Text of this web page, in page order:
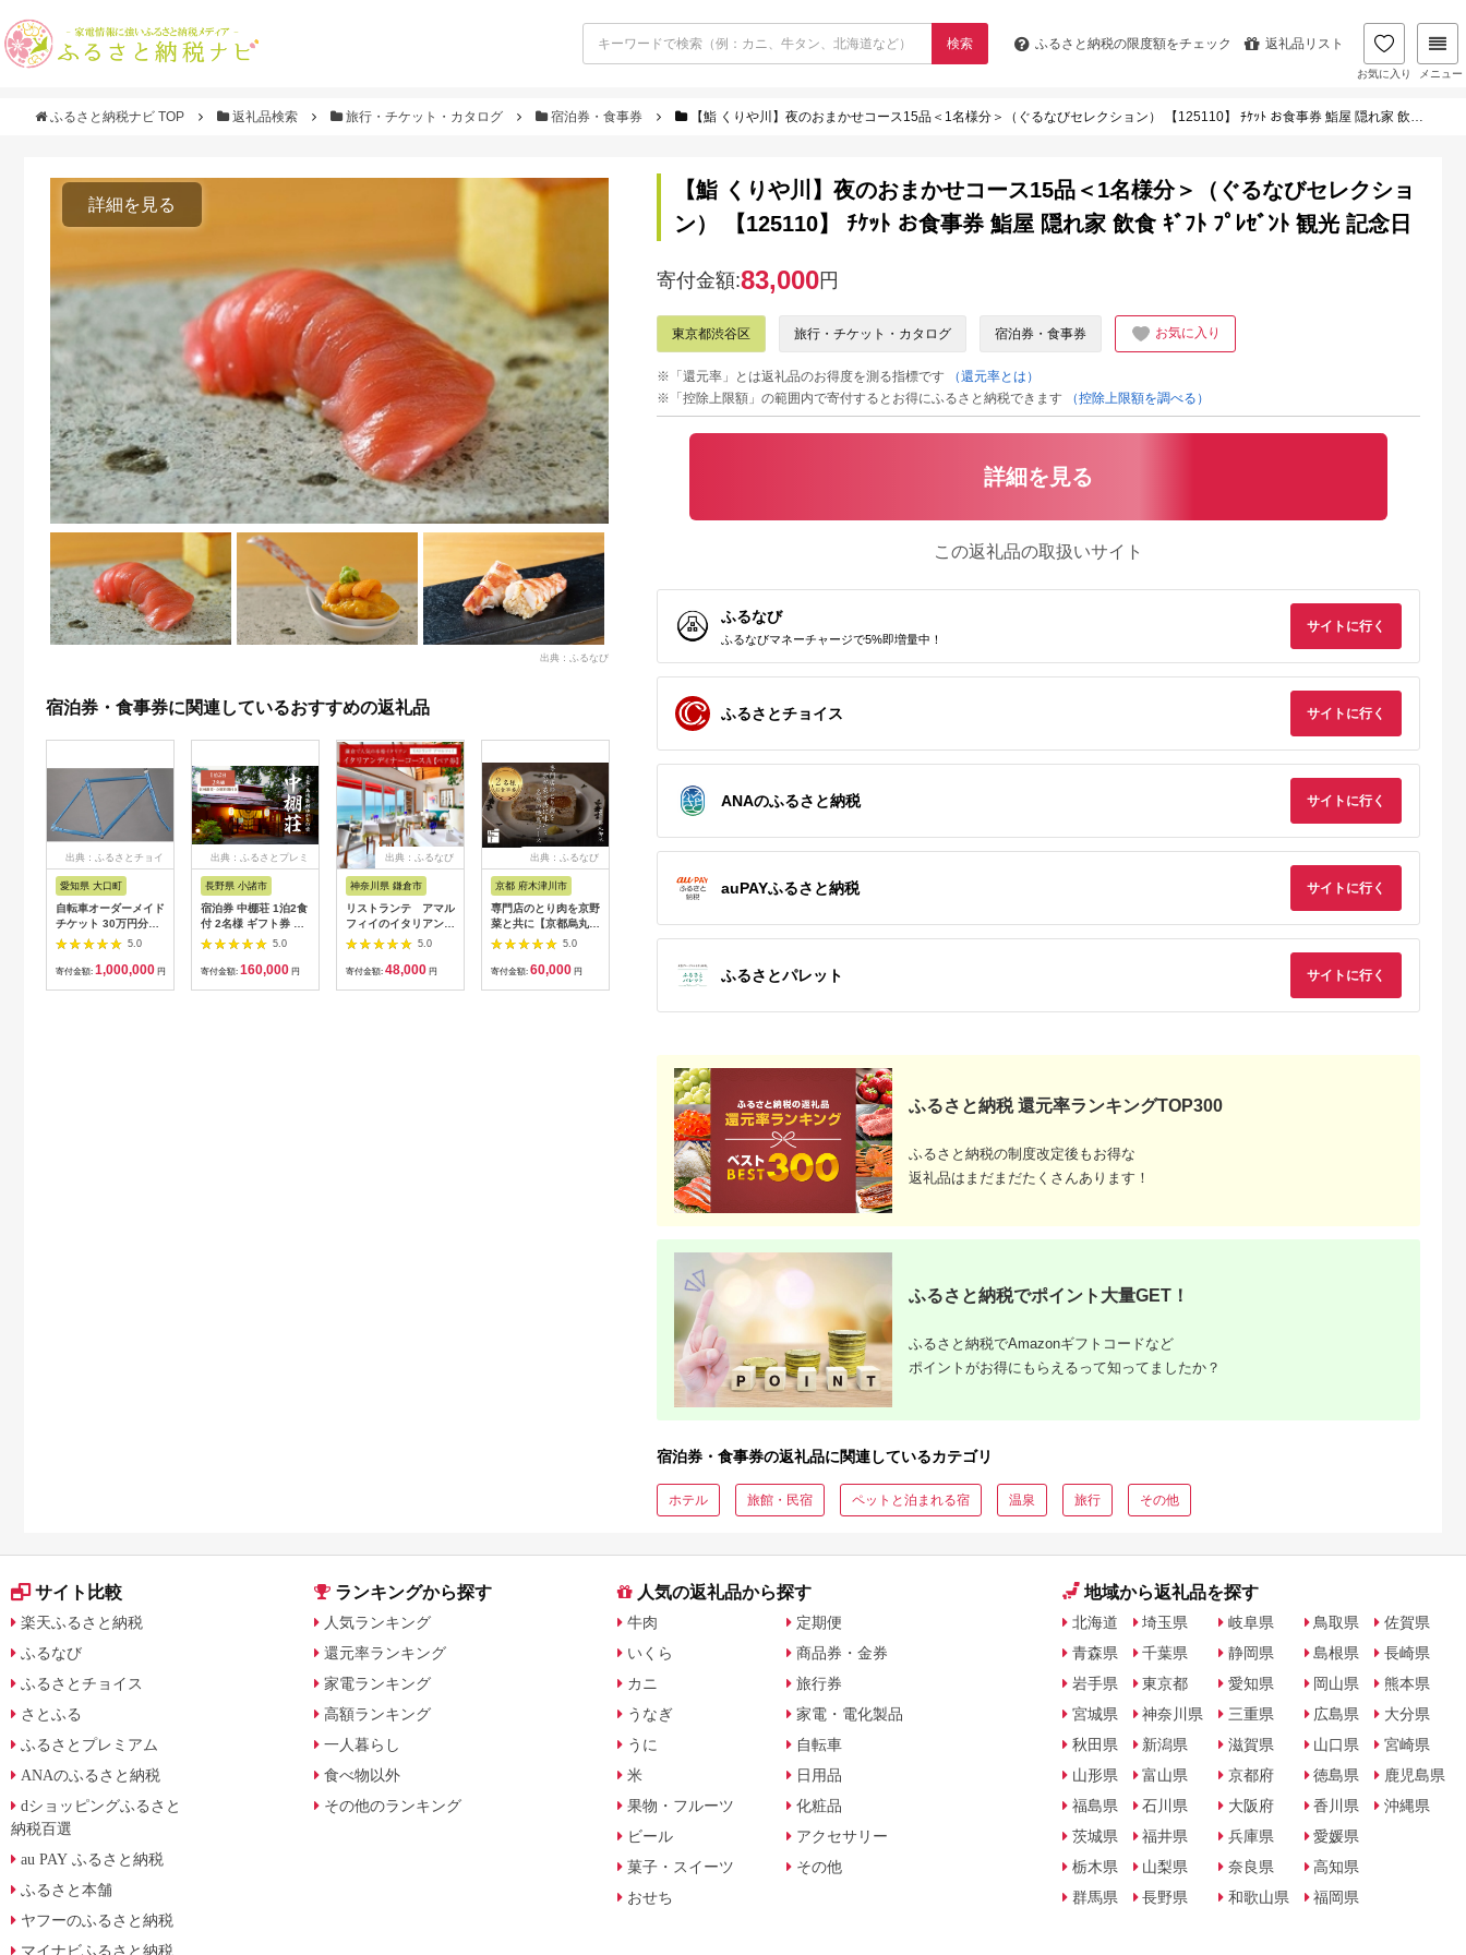
検索 ふるさと納税の限度額をチェック 返礼品リスト
お気に入り メニュー
ふるさと納税ナビ TOP 返礼品検索 旅行・チケット・カタログ 宿泊券・食事券 【鮨 くりや川】夜のおまかせコース15品＜1名様分＞（ぐるなびセレクション） 【125110】 ﾁｹｯﾄ お食事券 鮨屋 隠れ家 飲食 ｷﾞﾌﾄ ﾌﾟﾚｾﾞﾝﾄ 観光 記念日
詳細を見る
出典：ふるなび
宿泊券・食事券に関連しているおすすめの返礼品
出典：ふるさとチョイ
愛知県 大口町
自転車オーダーメイド
チケット 30万円分
【1360365】
5.0
寄付金額: 1,000,000 円
出典：ふるさとプレミ
長野県 小諸市
宿泊券 中棚荘 1泊2食
付 2名様 ギフト券 チ
ケット 券 宿泊 旅行
5.0
寄付金額: 160,000 円
出典：ふるなび
神奈川県 鎌倉市
リストランテ アマル
フィイのイタリアンデ
ィナーコースA ペア
5.0
寄付金額: 48,000 円
出典：ふるなび
京都 府木津川市
専門店のとり肉を京野
菜と共に【京都烏丸御
池】で味わう2名様焼
鳥コースお食事券
064-15
5.0
寄付金額: 60,000 円
税宿泊ギフト券
（15,000円）【星野
50,000 円
埼玉県 飯能市
お食事券(ペア) チケッ
ト HNNC001
寄付金額:14,000
ラブ購入補助券
300,000円_GI-
チケット 購入補助券
周辺ほか町内各所で利
用可能な長野原町ふる
全日 さんねむ温泉 ペ
ア宿泊券[2名:1泊朝食
付・スタンダードツイ
ン] 旅行券 チケット
円
静岡県 島田市
[№5695-0585]島田
総合スポーツセンタ
利用回数券12枚綴り
（プールorトレーニ
グ室)
寄付金額:
【鮨 くりや川】夜のおまかせコース15品＜1名様分＞（ぐるなびセレクショ
ン） 【125110】 ﾁｹｯﾄ お食事券 鮨屋 隠れ家 飲食 ｷﾞﾌﾄ ﾌﾟﾚｾﾞﾝﾄ 観光 記念日
寄付金額:83,000円
東京都渋谷区 旅行・チケット・カタログ 宿泊券・食事券 お気に入り
※「還元率」とは返礼品のお得度を測る指標です
（還元率とは）
※「控除上限額」の範囲内で寄付するとお得にふるさと納税できます
（控除上限額を調べる）
詳細を見る
この返礼品の取扱いサイト
ふるなび
ふるなびマネーチャージで5%即増量中！
サイトに行く
ふるさとチョイス サイトに行く
ANAのふるさと納税 サイトに行く
auPAYふるさと納税 サイトに行く
ふるさとパレット サイトに行く
ふるさと納税 還元率ランキングTOP300
ふるさと納税の制度改定後もお得な
返礼品はまだまだたくさんあります！
ふるさと納税でポイント大量GET！
ふるさと納税でAmazonギフトコードなど
ポイントがお得にもらえるって知ってましたか？
宿泊券・食事券の返礼品に関連しているカテゴリ
ホテル 旅館・民宿 ペットと泊まれる宿 温泉 旅行 その他
サイト比較
楽天ふるさと納税
ふるなび
ふるさとチョイス
さとふる
ふるさとプレミアム
ANAのふるさと納税
dショッピングふるさと
納税百選
au PAY ふるさと納税
ふるさと本舗
ヤフーのふるさと納税
マイナビふるさと納税
ランキングから探す
人気ランキング
還元率ランキング
家電ランキング
高額ランキング
一人暮らし
食べ物以外
その他のランキング
人気の返礼品から探す
牛肉
いくら
カニ
うなぎ
うに
米
果物・フルーツ
ビール
菓子・スイーツ
おせち
定期便
商品券・金券
旅行券
家電・電化製品
自転車
日用品
化粧品
アクセサリー
その他
地域から返礼品を探す
北海道
青森県
岩手県
宮城県
秋田県
山形県
福島県
茨城県
栃木県
群馬県
埼玉県
千葉県
東京都
神奈川県
新潟県
富山県
石川県
福井県
山梨県
長野県
岐阜県
静岡県
愛知県
三重県
滋賀県
京都府
大阪府
兵庫県
奈良県
和歌山県
鳥取県
島根県
岡山県
広島県
山口県
徳島県
香川県
愛媛県
高知県
福岡県
佐賀県
長崎県
熊本県
大分県
宮崎県
鹿児島県
沖縄県